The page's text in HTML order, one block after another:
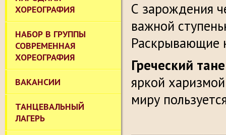
ХОРЕОГРАФИЯ
НАБОР В ГРУППЫ
СОВРЕМЕННАЯ
ХОРЕОГРАФИЯ
ВАКАНСИИ
ТАНЦЕВАЛЬНЫЙ
ЛАГЕРЬ
С зарождения
важной
Раскрывающие
Греческий
яркой
миру